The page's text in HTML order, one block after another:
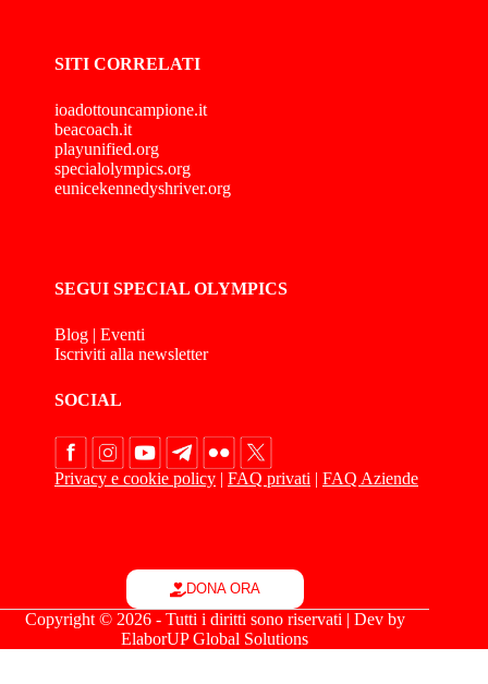
SITI CORRELATI
ioadottouncampione.it
beacoach.it
playunified.org
specialolympics.org
eunicekennedyshriver.org
SEGUI SPECIAL OLYMPICS
Blog | Eventi
Iscriviti alla newsletter
SOCIAL
Privacy e cookie policy | FAQ privati | FAQ Aziende
DONA ORA
Copyright © 2026 - Tutti i diritti sono riservati | Dev by
ElaborUP Global Solutions